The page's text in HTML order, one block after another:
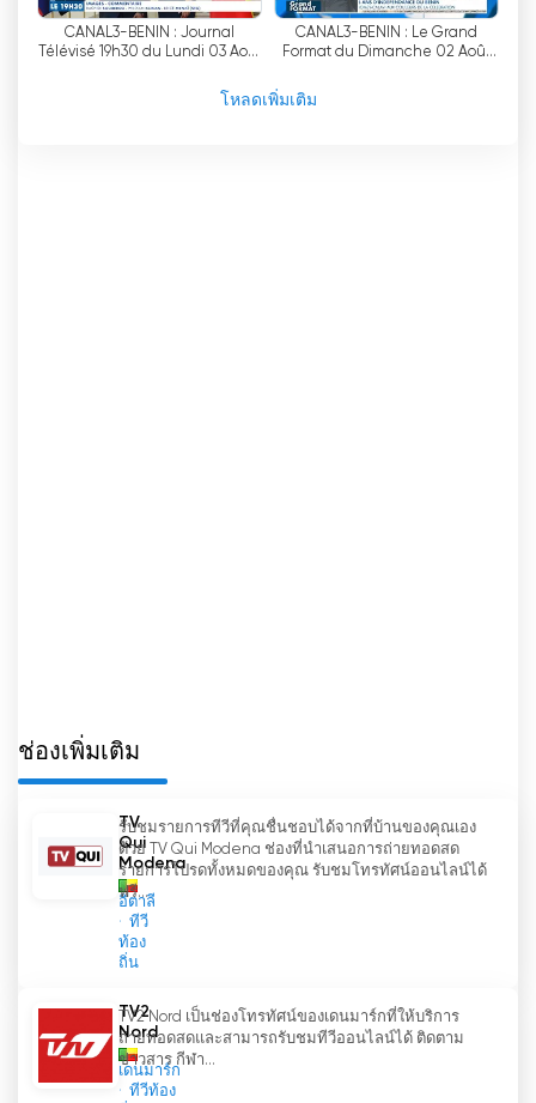
ประกอบการ และนักธุรกิจ ได้รับใบอนุญาตและมีส่วน
ร่วมในการกระจายความหลากหลายของภาคสื่อในเบนิ
CANAL3-BENIN : Journal
Télévisé 19h30 du Lundi 03 Août
CANAL3-BENIN : Le Grand
Format du Dimanche 02 Août
โหลดเพิ่มเติม
ช่องเพิ่มเติม
TV
Qui
Modena
อิตาลี
ทีวี
ท้อง
ถิ่น
รับชมรายการทีวีที่คุณชื่นชอบได้จากที่บ้านของคุณเอง
ด้วย TV Qui Modena ช่องที่นำเสนอการถ่ายทอดสด
รายการโปรดทั้งหมดของคุณ รับชมโทรทัศน์ออนไลน์ได้
ฟรี...
TV2
Nord
เดนมาร์ก
ทีวีท้อง
TV2 Nord เป็นช่องโทรทัศน์ของเดนมาร์กที่ให้บริการ
ถ่ายทอดสดและสามารถรับชมทีวีออนไลน์ได้ ติดตาม
ข่าวสาร กีฬา...